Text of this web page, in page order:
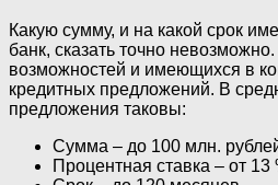
Какую сумму, и на какой срок
банк, сказать точно
возможностей и имеющихся в
кредитных предложений. В
предложения таковы:
Сумма – до 100 млн.
Процентная ставка – от 13